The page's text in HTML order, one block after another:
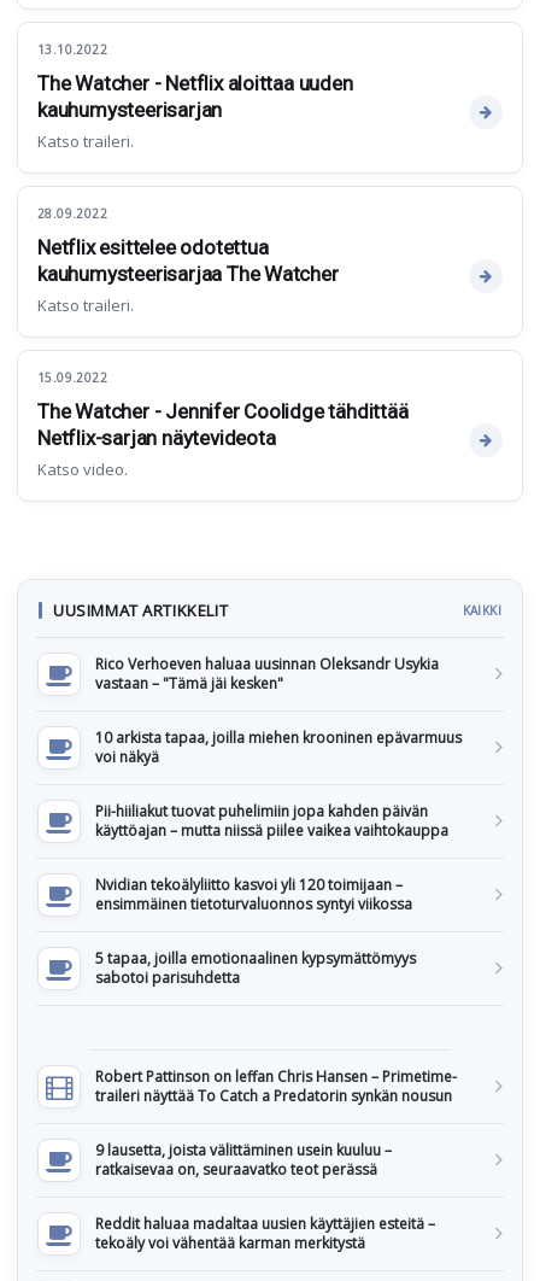
13.10.2022
The Watcher - Netflix aloittaa uuden
kauhumysteerisarjan
Katso traileri.
28.09.2022
Netflix esittelee odotettua
kauhumysteerisarjaa The Watcher
Katso traileri.
15.09.2022
The Watcher - Jennifer Coolidge tähdittää
Netflix-sarjan näytevideota
Katso video.
UUSIMMAT ARTIKKELIT KAIKKI
Rico Verhoeven haluaa uusinnan Oleksandr Usykia
vastaan – "Tämä jäi kesken"
10 arkista tapaa, joilla miehen krooninen epävarmuus
voi näkyä
Pii-hiiliakut tuovat puhelimiin jopa kahden päivän
käyttöajan – mutta niissä piilee vaikea vaihtokauppa
Nvidian tekoälyliitto kasvoi yli 120 toimijaan –
ensimmäinen tietoturvaluonnos syntyi viikossa
5 tapaa, joilla emotionaalinen kypsymättömyys
sabotoi parisuhdetta
Robert Pattinson on leffan Chris Hansen – Primetime-
traileri näyttää To Catch a Predatorin synkän nousun
9 lausetta, joista välittäminen usein kuuluu –
ratkaisevaa on, seuraavatko teot perässä
Reddit haluaa madaltaa uusien käyttäjien esteitä –
tekoäly voi vähentää karman merkitystä